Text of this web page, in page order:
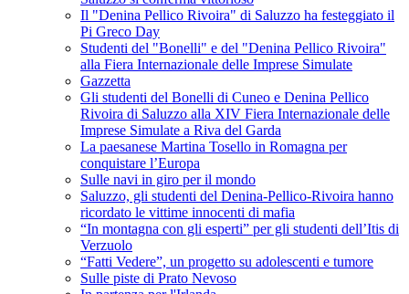
Il "Denina Pellico Rivoira" di Saluzzo ha festeggiato il
Pi Greco Day
Studenti del "Bonelli" e del "Denina Pellico Rivoira"
alla Fiera Internazionale delle Imprese Simulate
Gazzetta
Gli studenti del Bonelli di Cuneo e Denina Pellico
Rivoira di Saluzzo alla XIV Fiera Internazionale delle
Imprese Simulate a Riva del Garda
La paesanese Martina Tosello in Romagna per
conquistare l’Europa
Sulle navi in giro per il mondo
Saluzzo, gli studenti del Denina-Pellico-Rivoira hanno
ricordato le vittime innocenti di mafia
“In montagna con gli esperti” per gli studenti dell’Itis di
Verzuolo
“Fatti Vedere”, un progetto su adolescenti e tumore
Sulle piste di Prato Nevoso